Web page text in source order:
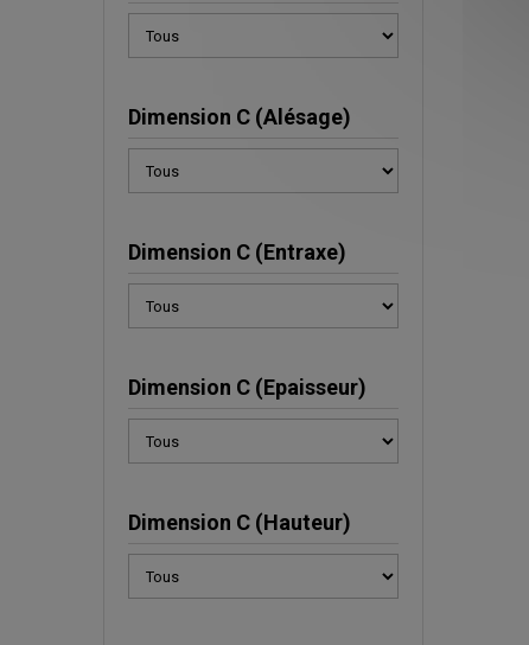
Dimension C (Alésage)
Dimension C (Entraxe)
Dimension C (Epaisseur)
Dimension C (Hauteur)